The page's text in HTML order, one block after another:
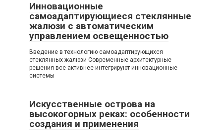
Инновационные
самоадаптирующиеся стеклянные
жалюзи с автоматическим
управлением освещенностью
Введение в технологию самоадаптирующихся
стеклянных жалюзи Современные архитектурные
решения все активнее интегрируют инновационные
системы
Искусственные острова на
высокогорных реках: особенности
создания и применения